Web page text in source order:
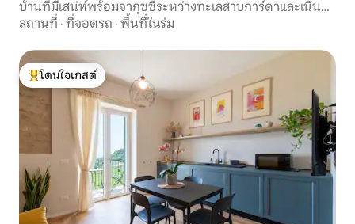
บ้านที่มีเสน่ห์พร้อมจากุซซี่ระหว่างทะเลสาบการ์ดาและเนิน
เขา
สถานที่ · ที่จอดรถ · พื้นที่ในร่ม
โดนใจเกสต์ที่สุด
โดนใจเกสต์